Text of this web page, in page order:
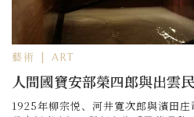
藝術 | ART
人間國寶安部榮四郎與出雲
1925年柳宗悦、河井寬次郎與濱田